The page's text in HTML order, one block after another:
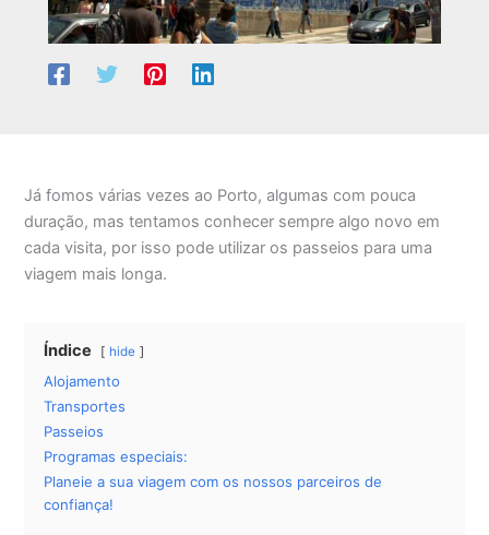
Já fomos várias vezes ao Porto, algumas com pouca
duração, mas tentamos conhecer sempre algo novo em
cada visita, por isso pode utilizar os passeios para uma
viagem mais longa.
Índice hide
Alojamento
Transportes
Passeios
Programas especiais:
Planeie a sua viagem com os nossos parceiros de
confiança!